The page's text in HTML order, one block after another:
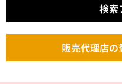
検索
販売代理店の